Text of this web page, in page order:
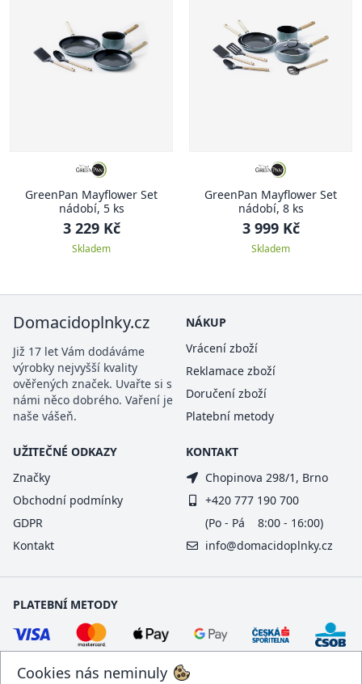
GreenPan Mayflower Set
nádobí, 5 ks
3 229 Kč
Skladem
GreenPan Mayflower Set
nádobí, 8 ks
3 999 Kč
Skladem
Cookies nás neminuly
Domacidoplnky.cz
Již 17 let Vám dodáváme
výrobky nejvyšší kvality
ověřených značek. Uvařte si s
námi něco dobrého. Vaření je
naše vášeň.
NÁKUP
Vrácení zboží
Reklamace zboží
Doručení zboží
Platební metody
UŽITEČNÉ ODKAZY
Značky
Obchodní podmínky
GDPR
Kontakt
KONTAKT
Chopinova 298/1, Brno
+420 777 190 700
(Po - Pá 8:00 - 16:00)
info@domacidoplnky.cz
PLATEBNÍ METODY